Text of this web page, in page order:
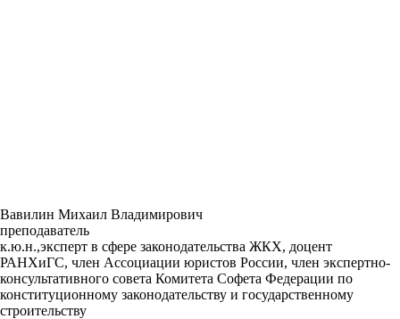
Вавилин Михаил Владимирович
преподаватель
к.ю.н.,эксперт в сфере законодательства ЖКХ, доцент
РАНХиГС, член Ассоциации юристов России, член экспертно-
консультативного совета Комитета Софета Федерации по
конституционному законодательству и государственному
строительству